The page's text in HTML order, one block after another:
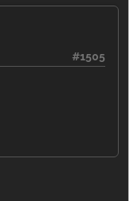
#1505